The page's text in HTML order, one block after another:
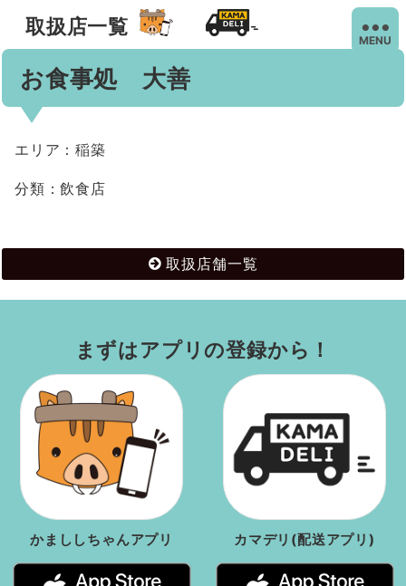
取扱店一覧
MENU
お食事処 大善
エリア：稲築
分類：飲食店
取扱店舗一覧
まずはアプリの登録から！
かまししちゃんアプリ カマデリ(配送アプリ)